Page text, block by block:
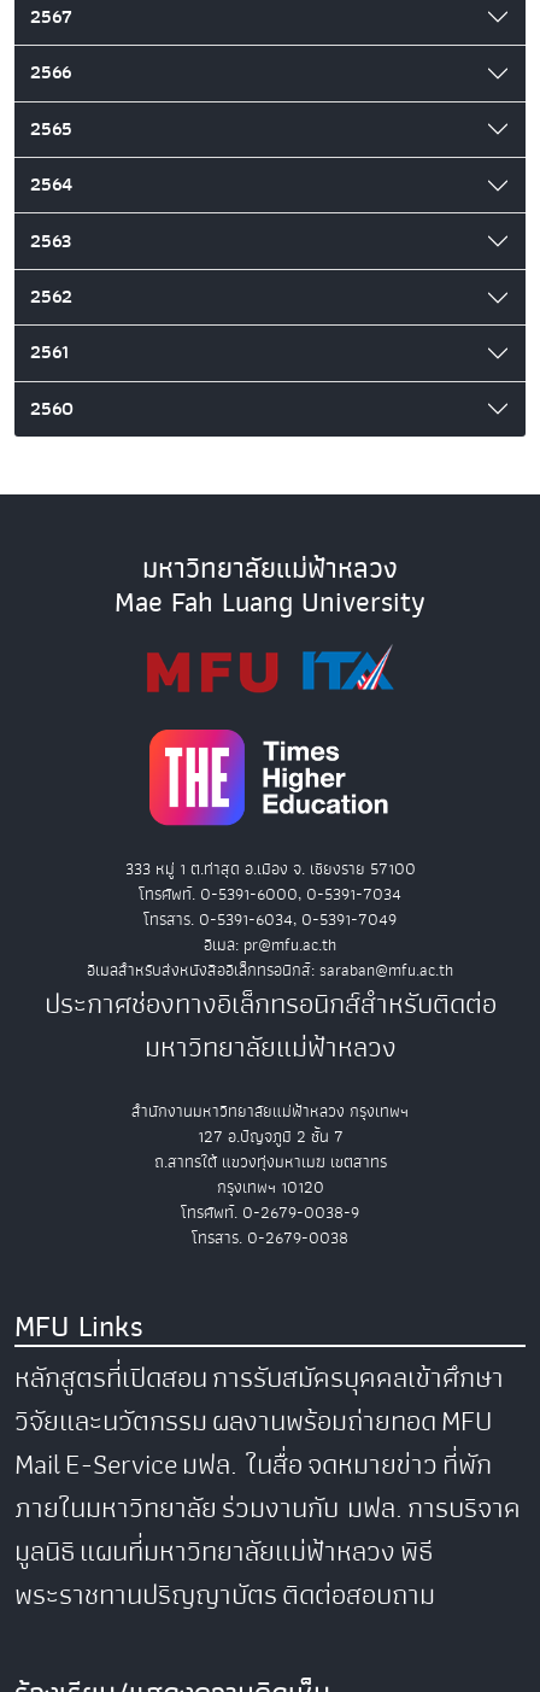
2567
2566
2565
2564
2563
2562
2561
2560
มหาวิทยาลัยแม่ฟ้าหลวง
Mae Fah Luang University
333 หมู่ 1 ต.ท่าสุด อ.เมือง จ. เชียงราย 57100
โทรศัพท์. 0-5391-6000, 0-5391-7034
โทรสาร. 0-5391-6034, 0-5391-7049
อีเมล: pr@mfu.ac.th
อีเมลสำหรับส่งหนังสืออิเล็กทรอนิกส์: saraban@mfu.ac.th
ประกาศช่องทางอิเล็กทรอนิกส์สำหรับติดต่อ
มหาวิทยาลัยแม่ฟ้าหลวง
สำนักงานมหาวิทยาลัยแม่ฟ้าหลวง กรุงเทพฯ
127 อ.ปัญจภูมิ 2 ชั้น 7
ถ.สาทรใต้ แขวงทุ่งมหาเมฆ เขตสาทร
กรุงเทพฯ 10120
โทรศัพท์. 0-2679-0038-9
โทรสาร. 0-2679-0038
MFU Links
หลักสูตรที่เปิดสอนการรับสมัครบุคคลเข้าศึกษา
วิจัยและนวัตกรรมผลงานพร้อมถ่ายทอดMFU
MailE-Serviceมฟล. ในสื่อจดหมายข่าวที่พัก
ภายในมหาวิทยาลัยร่วมงานกับ มฟล.การบริจาค
มูลนิธิแผนที่มหาวิทยาลัยแม่ฟ้าหลวงพิธี
พระราชทานปริญญาบัตรติดต่อสอบถาม